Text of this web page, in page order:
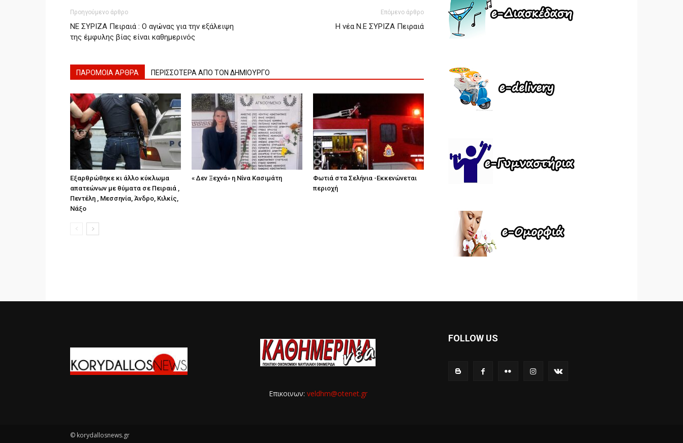
Προηγούμενο άρθρο
ΝΕ ΣΥΡΙΖΑ Πειραιά : Ο αγώνας για την εξάλειψη
της έμφυλης βίας είναι καθημερινός
Επόμενο άρθρο
H νέα Ν.E ΣΥΡΙΖΑ Πειραιά
ΠΑΡΟΜΟΙΑ ΑΡΘΡΑ ΠΕΡΙΣΣΟΤΕΡΑ ΑΠΟ ΤΟΝ ΔΗΜΙΟΥΡΓΟ
Εξαρθρώθηκε κι άλλο κύκλωμα
απατεώνων με θύματα σε Πειραιά ,
Πεντέλη , Μεσσηνία, Άνδρο, Κιλκίς,
Νάξο
« Δεν Ξεχνά» η Νίνα Κασιμάτη
Φωτιά στα Σελήνια -Εκκενώνεται
περιοχή
Επικοινων: veldhm@otenet.gr
FOLLOW US
© korydallosnews.gr